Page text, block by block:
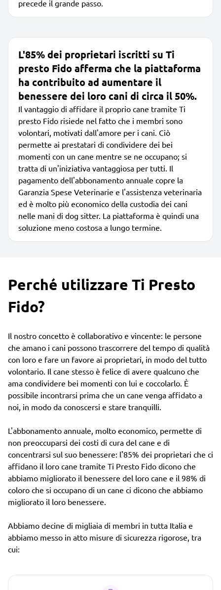
precede il grande passo.
L'85% dei proprietari iscritti su Ti
presto Fido afferma che la piattaforma
ha contribuito ad aumentare il
benessere dei loro cani di circa il 50%.
Il vantaggio di affidare il proprio cane tramite Ti
presto Fido risiede nel fatto che i membri sono
volontari, motivati dall'amore per i cani. Ciò
permette ai prestatari di condividere dei bei
momenti con un cane mentre se ne occupano; si
tratta di un'iniziativa vantaggiosa per tutti. Il
pagamento dell'abbonamento annuale copre la
Garanzia Spese Veterinarie e l'assistenza veterinaria
ed è molto più economico della custodia dei cani
nelle mani di dog sitter. La piattaforma è quindi una
soluzione meno costosa a lungo termine.
Perché utilizzare Ti Presto
Fido?
Il nostro concetto è collaborativo e vincente: le persone
che amano i cani possono trascorrere del tempo di qualità
con loro e fare un favore ai proprietari, in modo del tutto
volontario. Il cane stesso è felice di avere qualcuno che
ama condividere bei momenti con lui e coccolarlo. È
possibile incontrarsi prima che un cane venga affidato a
noi, in modo da conoscersi e stare tranquilli.
L'abbonamento annuale, molto economico, permette di
non preoccuparsi dei costi di cura del cane e di
concentrarsi sul suo benessere: l'85% dei proprietari che ci
affidano il loro cane tramite Ti Presto Fido dicono che
abbiamo migliorato il benessere del loro cane e il 98% di
coloro che si occupano di un cane ci dicono che abbiamo
migliorato il loro benessere.
Abbiamo decine di migliaia di membri in tutta Italia e
abbiamo messo in atto misure di sicurezza rigorose, tra
cui: